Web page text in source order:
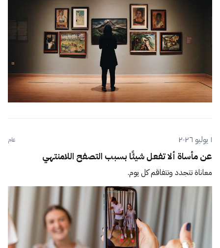
١ يوليو ٢٠٢٦ عام
عن مأساة ألا تفعل شيئًا بسبب التصفح اللامنتهي
معاناة تتجدد وتتفاقم كل يوم.